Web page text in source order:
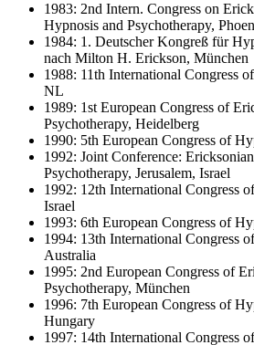
1983: 2nd Intern. Congress on
Hypnosis and Psychotherapy,
1984: 1. Deutscher Kongreß für
nach Milton H. Erickson, München
1988: 11th International Congress
NL
1989: 1st European Congress of
Psychotherapy, Heidelberg
1990: 5th European Congress of
1992: Joint Conference:
Psychotherapy, Jerusalem, Israel
1992: 12th International Congress
Israel
1993: 6th European Congress of
1994: 13th International Congress
Australia
1995: 2nd European Congress of
Psychotherapy, München
1996: 7th European Congress of
Hungary
1997: 14th International Congress